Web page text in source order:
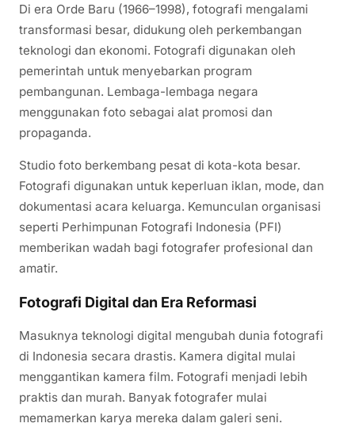
Di era Orde Baru (1966–1998), fotografi mengalami
transformasi besar, didukung oleh perkembangan
teknologi dan ekonomi. Fotografi digunakan oleh
pemerintah untuk menyebarkan program
pembangunan. Lembaga-lembaga negara
menggunakan foto sebagai alat promosi dan
propaganda.
Studio foto berkembang pesat di kota-kota besar.
Fotografi digunakan untuk keperluan iklan, mode, dan
dokumentasi acara keluarga. Kemunculan organisasi
seperti Perhimpunan Fotografi Indonesia (PFI)
memberikan wadah bagi fotografer profesional dan
amatir.
Fotografi Digital dan Era Reformasi
Masuknya teknologi digital mengubah dunia fotografi
di Indonesia secara drastis. Kamera digital mulai
menggantikan kamera film. Fotografi menjadi lebih
praktis dan murah. Banyak fotografer mulai
memamerkan karya mereka dalam galeri seni.